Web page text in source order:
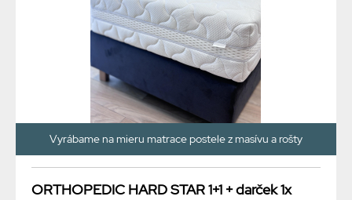
Vyrábame na mieru matrace postele z masívu a rošty
ORTHOPEDIC HARD STAR 1+1 + darček 1x